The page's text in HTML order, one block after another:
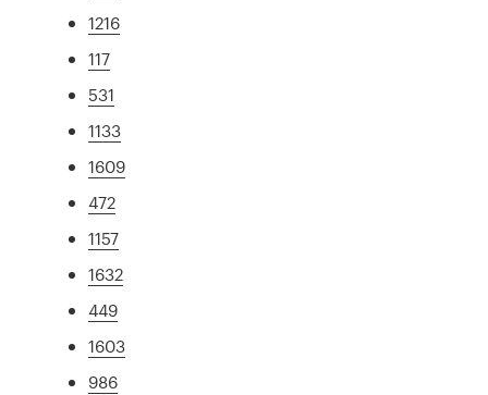
1216
117
531
1133
1609
472
1157
1632
449
1603
986